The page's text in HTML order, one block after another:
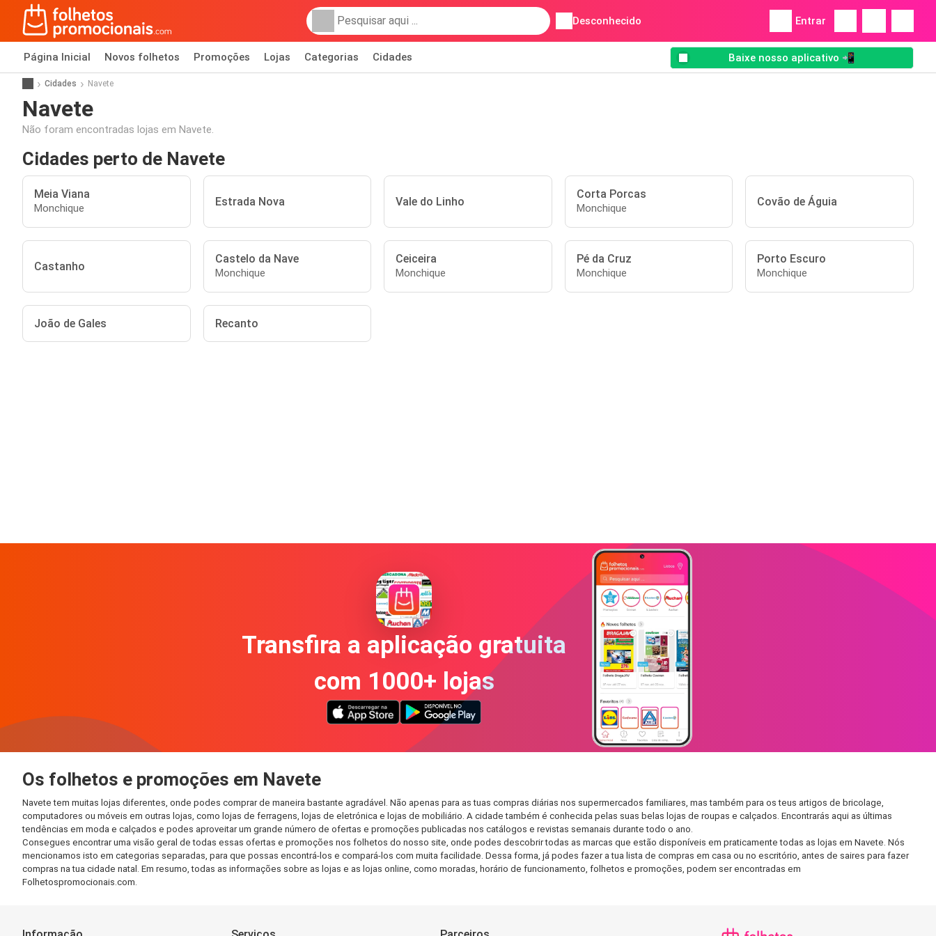
Desconhecido Entrar
Página Inicial Novos folhetos Promoções Lojas Categorias Cidades Baixe nosso aplicativo 📲
Cidades Navete
Navete
Não foram encontradas lojas em Navete.
Cidades perto de Navete
Meia Viana
Monchique Estrada Nova Vale do Linho
Corta Porcas
Monchique Covão de Águia
Castanho
Castelo da Nave
Monchique
Ceiceira
Monchique
Pé da Cruz
Monchique
Porto Escuro
Monchique
João de Gales Recanto
Transfira a aplicação gratuita
com 1000+ lojas
Os folhetos e promoções em Navete
Navete tem muitas lojas diferentes, onde podes comprar de maneira bastante agradável. Não apenas para as tuas compras diárias nos supermercados familiares, mas também para os teus artigos de bricolage,
computadores ou móveis em outras lojas, como lojas de ferragens, lojas de eletrónica e lojas de mobiliário. A cidade também é conhecida pelas suas belas lojas de roupas e calçados. Encontrarás aqui as últimas
tendências em moda e calçados e podes aproveitar um grande número de ofertas e promoções publicadas nos catálogos e revistas semanais durante todo o ano.
Consegues encontrar uma visão geral de todas essas ofertas e promoções nos folhetos do nosso site, onde podes descobrir todas as marcas que estão disponíveis em praticamente todas as lojas em Navete. Nós
mencionamos isto em categorias separadas, para que possas encontrá-los e compará-los com muita facilidade. Dessa forma, já podes fazer a tua lista de compras em casa ou no escritório, antes de saires para fazer
compras na tua cidade natal. Em resumo, todas as informações sobre as lojas e as lojas online, como moradas, horário de funcionamento, folhetos e promoções, podem ser encontradas em
Folhetospromocionais.com.